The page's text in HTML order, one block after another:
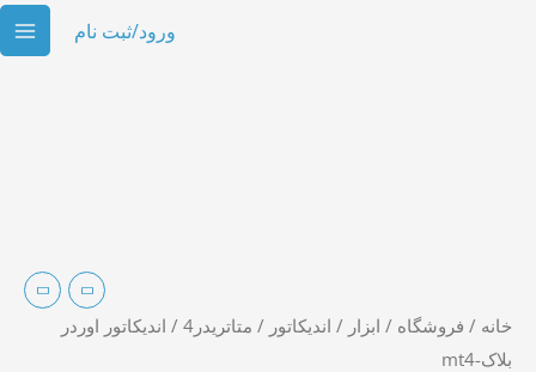
ورود/ثبت نام
خانه / فروشگاه / ابزار / اندیکاتور / متاتریدر4
/ اندیکاتور اوردر
بلاک-mt4